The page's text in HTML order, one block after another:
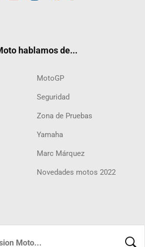
hablamos de...
MotoGP
Seguridad
Zona de Pruebas
Yamaha
Marc Márquez
Novedades motos 2022